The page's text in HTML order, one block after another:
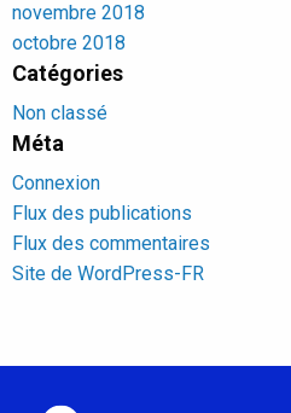
novembre 2018
octobre 2018
Catégories
Non classé
Méta
Connexion
Flux des publications
Flux des commentaires
Site de WordPress-FR